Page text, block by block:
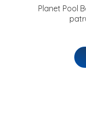
Planet Pool